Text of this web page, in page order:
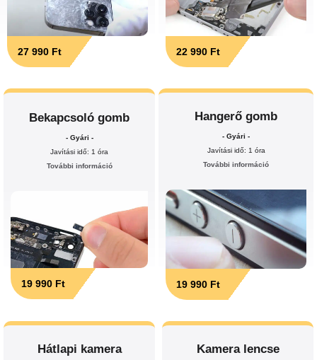
27 990 Ft 22 990 Ft
Bekapcsoló gomb
- Gyári -
Javítási idő: 1 óra
További információ
19 990 Ft
Hangerő gomb
- Gyári -
Javítási idő: 1 óra
További információ
19 990 Ft
Hátlapi kamera Kamera lencse